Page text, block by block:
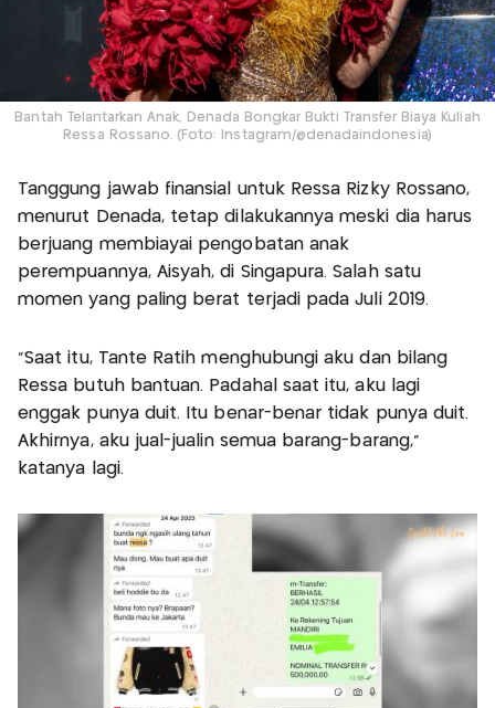
Bantah Telantarkan Anak, Denada Bongkar Bukti Transfer Biaya Kuliah
Ressa Rossano. (Foto: Instagram/@denadaindonesia)
Tanggung jawab finansial untuk Ressa Rizky Rossano,
menurut Denada, tetap dilakukannya meski dia harus
berjuang membiayai pengobatan anak
perempuannya, Aisyah, di Singapura. Salah satu
momen yang paling berat terjadi pada Juli 2019.
“Saat itu, Tante Ratih menghubungi aku dan bilang
Ressa butuh bantuan. Padahal saat itu, aku lagi
enggak punya duit. Itu benar-benar tidak punya duit.
Akhirnya, aku jual-jualin semua barang-barang,”
katanya lagi.